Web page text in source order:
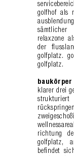
golfhof als
sämtlicher
relaxzone
der
golfplatz.
golfplatz.
baukörper
klarer drei
richtung
golfplatz,
befindet